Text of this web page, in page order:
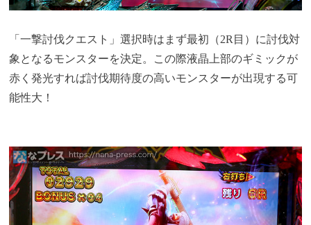
「一撃討伐クエスト」選択時はまず最初（2R目）に討伐対
象となるモンスターを決定。この際液晶上部のギミックが
赤く発光すれば討伐期待度の高いモンスターが出現する可
能性大！